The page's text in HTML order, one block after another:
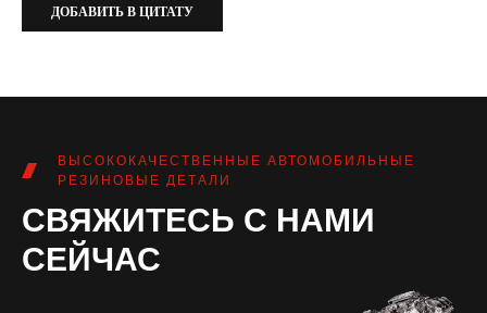
ДОБАВИТЬ В ЦИТАТУ
ВЫСОКОКАЧЕСТВЕННЫЕ АВТОМОБИЛЬНЫЕ
РЕЗИНОВЫЕ ДЕТАЛИ
СВЯЖИТЕСЬ С НАМИ
СЕЙЧАС